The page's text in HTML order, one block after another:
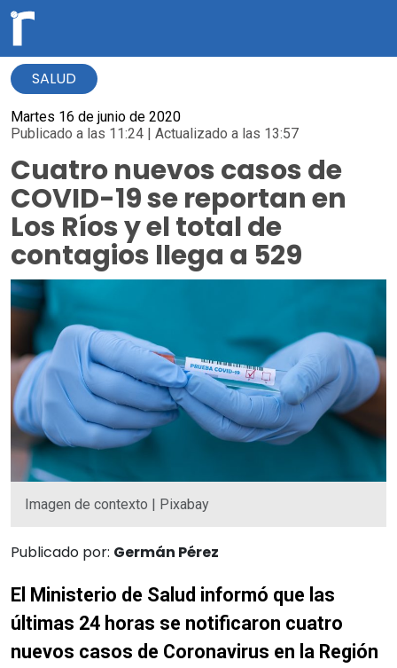
SALUD
Martes 16 de junio de 2020
Publicado a las 11:24 | Actualizado a las 13:57
Cuatro nuevos casos de
COVID-19 se reportan en
Los Ríos y el total de
contagios llega a 529
Imagen de contexto | Pixabay
Publicado por: Germán Pérez
El Ministerio de Salud informó que las
últimas 24 horas se notificaron cuatro
nuevos casos de Coronavirus en la Región